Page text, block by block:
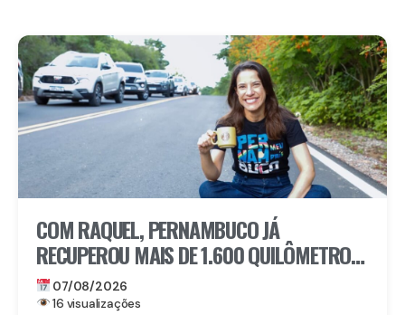
COM RAQUEL, PERNAMBUCO JÁ
RECUPEROU MAIS DE 1.600 QUILÔMETROS
DE ESTRADAS
07/08/2026
16 visualizações